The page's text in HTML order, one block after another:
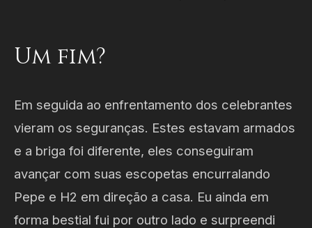
Um fim?
Em seguida ao enfrentamento dos celebrantes
vieram os seguranças. Estes estavam armados
e a briga foi diferente, eles conseguiram
avançar com suas escopetas encurralando
Pepe e H2 em direção a casa. Eu ainda em
forma bestial fui por outro lado e surpreendi